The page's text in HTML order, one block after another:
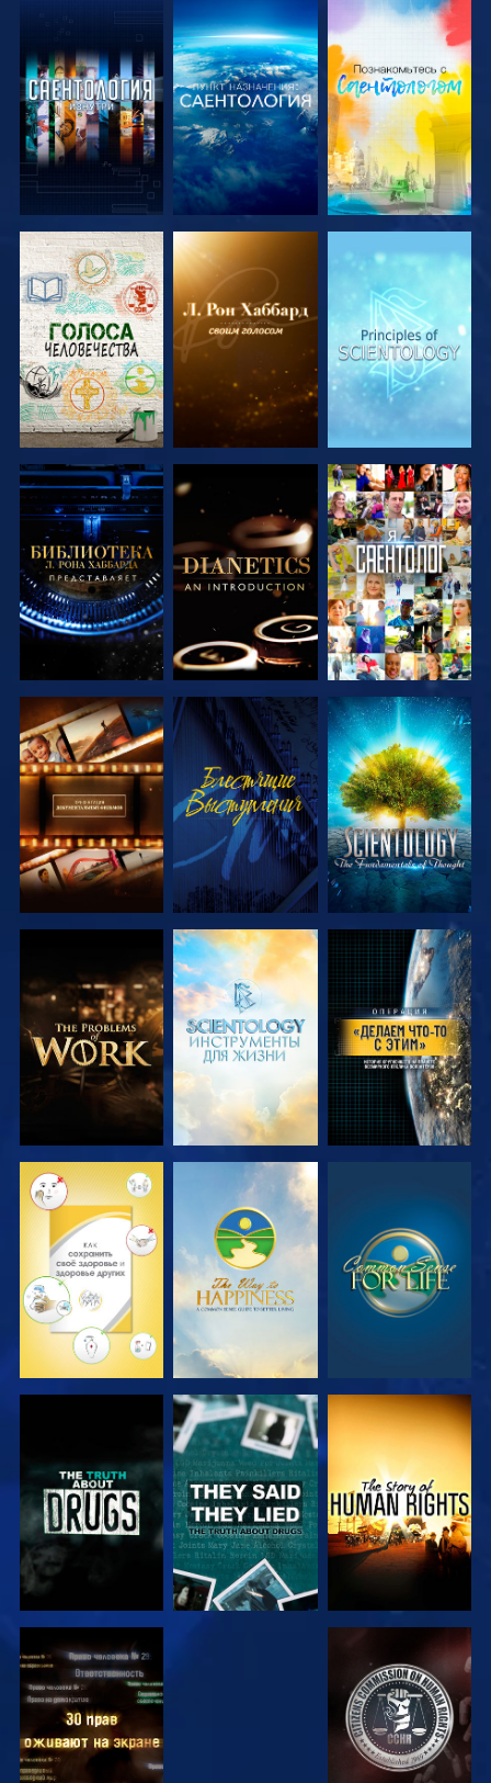
СМОТРЕТЬ
ПЕРЕДАЧИ
СМОТРЕТЬ
ПЕРЕДАЧИ
СМОТРЕТЬ
ПЕРЕДАЧИ
СМОТРЕТЬ
ПЕРЕДАЧИ
СМОТРЕТЬ
ПЕРЕДАЧИ
СМОТРЕТЬ
СМОТРЕТЬ
ПЕРЕДАЧИ
СМОТРЕТЬ
СМОТРЕТЬ
ПЕРЕДАЧИ
СМОТРЕТЬ
ПЕРЕДАЧИ
СМОТРЕТЬ
ПЕРЕДАЧИ
СМОТРЕТЬ
СМОТРЕТЬ СМОТРЕТЬ СМОТРЕТЬ
СМОТРЕТЬ СМОТРЕТЬ
СМОТРЕТЬ СМОТРЕТЬ